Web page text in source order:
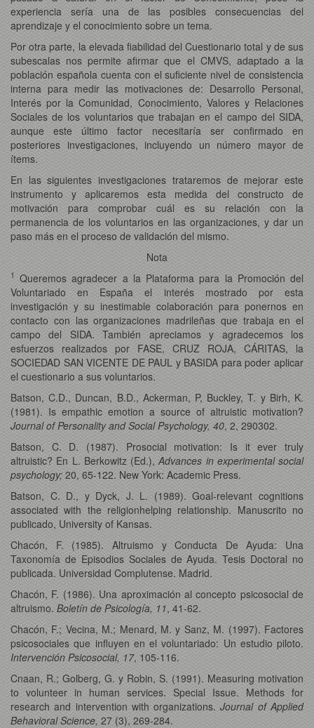
experiencia sería una de las posibles consecuencias del
aprendizaje y el conocimiento sobre un tema.
Por otra parte, la elevada fiabilidad del Cuestionario total y de sus
subescalas nos permite afirmar que el CMVS, adaptado a la
población española cuenta con el suficiente nivel de consistencia
interna para medir las motivaciones de: Desarrollo Personal,
Interés por la Comunidad, Conocimiento, Valores y Relaciones
Sociales de los voluntarios que trabajan en el campo del SIDA,
aunque este último factor necesitaría ser confirmado en
posteriores investigaciones, incluyendo un número mayor de
ítems.
En las siguientes investigaciones trataremos de mejorar este
instrumento y aplicaremos esta medida del constructo de
motivación para comprobar cuál es su relación con la
permanencia de los voluntarios en las organizaciones, y dar un
paso más en el proceso de validación del mismo.
Nota
1 Queremos agradecer a la Plataforma para la Promoción del
Voluntariado en España el interés mostrado por esta
investigación y su inestimable colaboración para ponernos en
contacto con las organizaciones madrileñas que trabaja en el
campo del SIDA. También apreciamos y agradecemos los
esfuerzos realizados por FASE, CRUZ ROJA, CÁRITAS, la
SOCIEDAD SAN VICENTE DE PAUL y BASIDA para poder aplicar
el cuestionario a sus voluntarios.
Batson, C.D., Duncan, B.D., Ackerman, P, Buckley, T. y Birh, K.
(1981). Is empathic emotion a source of altruistic motivation?
Journal of Personality and Social Psychology, 40, 2, 290302.
Batson, C. D. (1987). Prosocial motivation: Is it ever truly
altruistic? En L. Berkowitz (Ed.),Advances in experimental social
psychology; 20, 65-122. New York: Academic Press.
Batson, C. D., y Dyck, J. L. (1989). Goal-relevant cognitions
associated with the religionhelping relationship. Manuscrito no
publicado, University of Kansas.
Chacón, F. (1985). Altruismo y Conducta De Ayuda: Una
Taxonomía de Episodios Sociales de Ayuda. Tesis Doctoral no
publicada. Universidad Complutense. Madrid.
Chacón, F. (1986). Una aproximación al concepto psicosocial de
altruismo. Boletín de Psicología, 11, 41-62.
Chacón, F.; Vecina, M.; Menard, M. y Sanz, M. (1997). Factores
psicosociales que influyen en el voluntariado: Un estudio piloto.
Intervención Psicosocial, 17, 105-116.
Cnaan, R.; Golberg, G. y Robin, S. (1991). Measuring motivation
to volunteer in human services. Special Issue. Methods for
research and intervention with organizations.Journal of Applied
Behavioral Science, 27 (3), 269-284.